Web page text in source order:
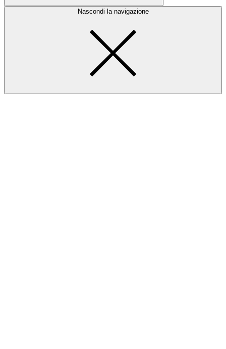
Nascondi la navigazione